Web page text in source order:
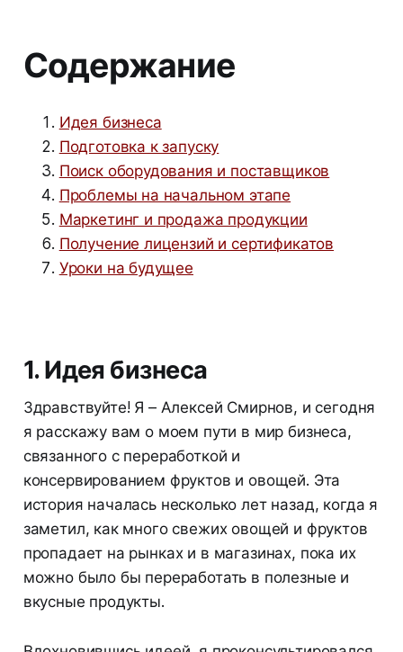
Содержание
Идея бизнеса
Подготовка к запуску
Поиск оборудования и поставщиков
Проблемы на начальном этапе
Маркетинг и продажа продукции
Получение лицензий и сертификатов
Уроки на будущее
1. Идея бизнеса
Здравствуйте! Я – Алексей Смирнов, и сегодня
я расскажу вам о моем пути в мир бизнеса,
связанного с переработкой и
консервированием фруктов и овощей. Эта
история началась несколько лет назад, когда я
заметил, как много свежих овощей и фруктов
пропадает на рынках и в магазинах, пока их
можно было бы переработать в полезные и
вкусные продукты.